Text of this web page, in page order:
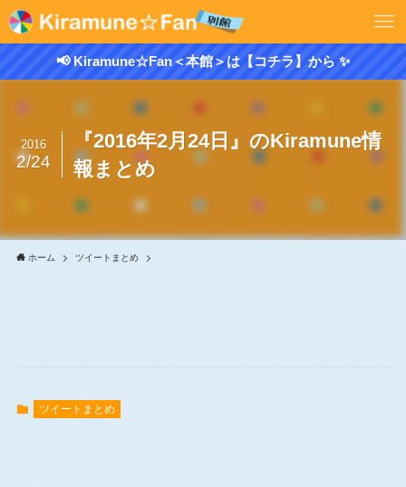
📢 Kiramune☆Fan＜本館＞は【コチラ】から ✨
『2016年2月24日』のKiramune情
報まとめ
2016
2/24
ホーム ツイートまとめ
ツイートまとめ